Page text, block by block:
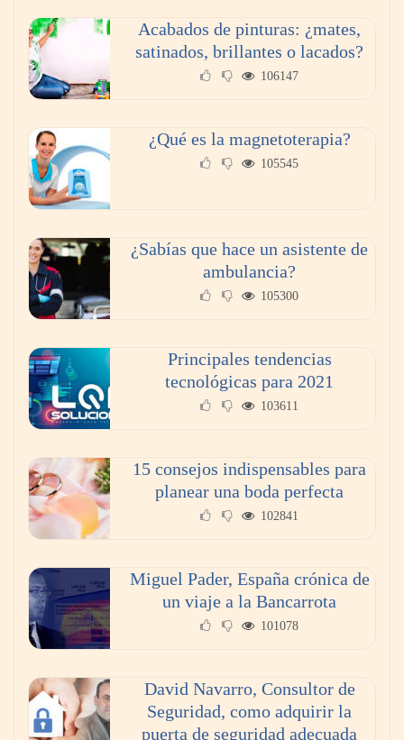
Reformas integrales: 10 ideas para diseñar
¿Vender tu piso por tu cuenta o con
inmobiliaria? Lo que nadie te cuenta sobre el
ahorro real.
Poda de árboles en altura: técnicas, criterios y
seguridad para un mantenimiento eficiente
Acabados de pinturas: ¿mates,
satinados, brillantes o lacados?
106147
¿Qué es la magnetoterapia?
105545
¿Sabías que hace un asistente de
ambulancia?
105300
Principales tendencias
tecnológicas para 2021
103611
15 consejos indispensables para
planear una boda perfecta
102841
Miguel Pader, España crónica de
un viaje a la Bancarrota
101078
David Navarro, Consultor de
Seguridad, como adquirir la
puerta de seguridad adecuada